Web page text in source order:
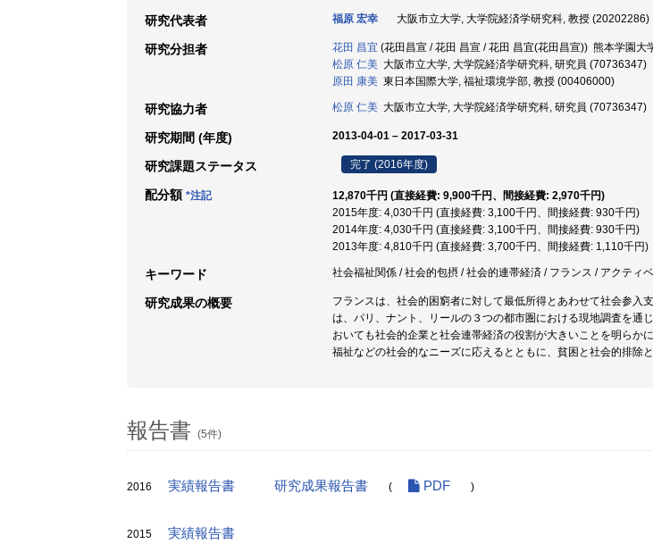
研究代表者 福原 宏幸 大阪市立大学, 大学院経済学研究科, 教授 (20202286)
研究分担者 花田 昌宜 (花田昌宣 / 花田 昌宣 / 花田 昌宜(花田昌宣)) 熊本学園
松原 仁美 大阪市立大学, 大学院経済学研究科, 研究員 (70736347)
原田 康美 東日本国際大学, 福祉環境学部, 教授 (00406000)
研究協力者 松原 仁美 大阪市立大学, 大学院経済学研究科, 研究員 (70736347)
研究期間 (年度) 2013-04-01 – 2017-03-31
研究課題ステータス 完了 (2016年度)
配分額 *注記
12,870千円 (直接経費: 9,900千円、間接経費: 2,970千円)
2015年度: 4,030千円 (直接経費: 3,100千円、間接経費: 930千円)
2014年度: 4,030千円 (直接経費: 3,100千円、間接経費: 930千円)
2013年度: 4,810千円 (直接経費: 3,700千円、間接経費: 1,110千円)
キーワード 社会福祉関係 / 社会的包摂 / 社会的連帯経済 / フランス / アクティ
研究成果の概要
フランスは、社会的困窮者に対して最低所得とあわせて社会参
は、パリ、ナント、リールの３つの都市圏における現地調査を通
おいても社会的企業と社会連帯経済の役割が大きいことを明ら
福祉などの社会的なニーズに応えるとともに、貧困と社会的排除
報告書 (5件)
2016 実績報告書 研究成果報告書 ( PDF )
2015 実績報告書